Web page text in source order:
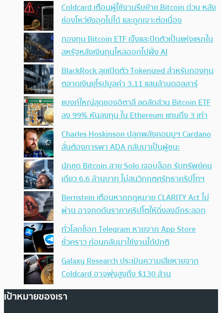
Coldcard เตือนผู้ใช้งานรีบย้าย Bitcoin ด่วน หลัง
ช่องโหว่ยังอุดไม่ได้ และถูกเจาะต่อเนื่อง
กองทุน Bitcoin ETF เจ๊งและปิดตัวเป็นแห่งแรกใน
สหรัฐหลังเงินทุนไหลออกไปฝั่ง AI
BlackRock ลุยเปิดตัว Tokenized สำหรับกองทุน
ตลาดเงินยุโรปมูลค่า 3.11 แสนล้านดอลลาร์
แบงก์ใหญ่สุดของอิตาลี ลดสัดส่วน Bitcoin ETF
ลง 99% หันลงทุน ใน Ethereum แทนถึง 3 เท่า
Charles Hoskinson ปลุกพลังคอมมูฯ Cardano
ลั่นต้องการพา ADA กลับมาเป็นผู้ชนะ
นักขุด Bitcoin สาย Solo เจอบล็อก รับทรัพย์คน
เดียว 6.6 ล้านบาท ไม่สนวิกฤตศรัทธาคริปโทฯ
Bernstein เตือนหากกฎหมาย CLARITY Act ไม่
ผ่าน อาจกดดันราคาคริปโตให้ดิ่งลงอีกระลอก
ทั่วโลกช็อก Telegram หายจาก App Store
ชั่วคราว ก่อนกลับมาใช้งานได้ปกติ
Galaxy Research ประเมินความเสียหายจาก
Coldcard อาจพุ่งสูงถึง $130 ล้าน
เป้าหมายของเรา